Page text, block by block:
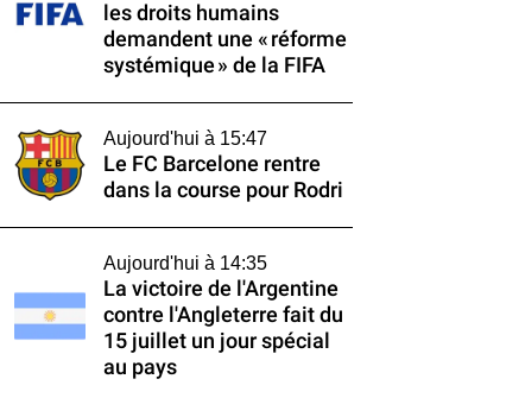
les droits humains
demandent une « réforme
systémique » de la FIFA
Aujourd'hui à 15:47
Le FC Barcelone rentre
dans la course pour Rodri
Aujourd'hui à 14:35
La victoire de l'Argentine
contre l'Angleterre fait du
15 juillet un jour spécial
au pays